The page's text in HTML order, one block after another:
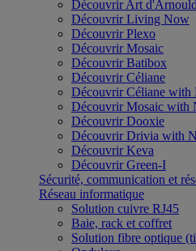
Découvrir Art d'Arnould
Découvrir Living Now
Découvrir Plexo
Découvrir Mosaic
Découvrir Batibox
Découvrir Céliane
Découvrir Céliane with
Découvrir Mosaic with
Découvrir Dooxie
Découvrir Drivia with
Découvrir Keva
Découvrir Green-I
Sécurité, communication et
Réseau informatique
Solution cuivre RJ45
Baie, rack et coffret
Solution fibre optique